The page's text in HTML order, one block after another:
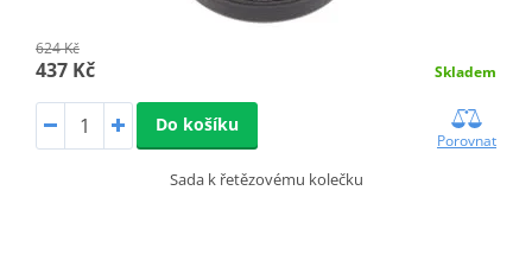
624 Kč
437 Kč Skladem
Do košíku
Porovnat
Sada k řetězovému kolečku